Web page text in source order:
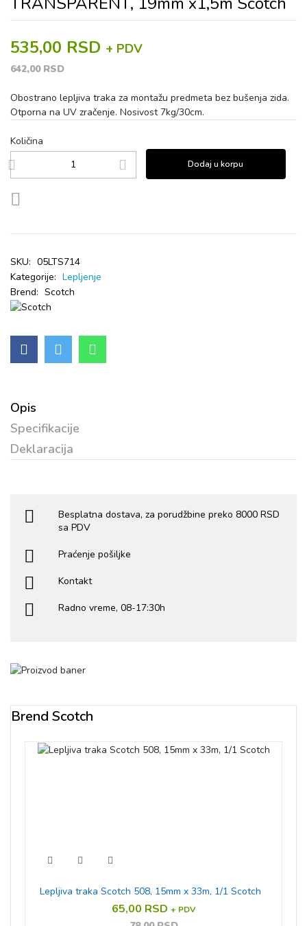
535,00 RSD + PDV
642,00 RSD
Obostrano lepljiva traka za montažu predmeta bez bušenja zida.
Otporna na UV zračenje. Nosivost 7kg/30cm.
Količina
Dodaj u korpu
SKU: 05LTS714
Kategorije: Lepljenje
Brend: Scotch
Opis
Specifikacije
Deklaracija
Besplatna dostava, za porudžbine preko 8000 RSD
sa PDV
Praćenje pošiljke
Kontakt
Radno vreme, 08-17:30h
Brend Scotch
Lepljiva traka Scotch 508, 15mm x 33m, 1/1 Scotch
65,00 RSD + PDV